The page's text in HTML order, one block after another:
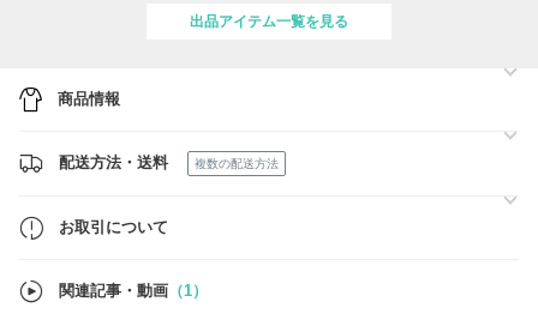
https://www.buyma.com/r/_ADAIRS-
◎State of Escape-ロンハーマン取扱いで大人気のネオプレン素材バッ
https://www.buyma.com/r/_STATE-
◎Triangl-新作続々！大人気の水着ブランド☆今年も欲しいデザインが
↓
https://www.buyma.com/r/_TRIANGL-トライアングル/-B2215109F1/
出品アイテム一覧を見る
商品情報
配送方法・送料 複数の配送方法
お取引について
関連記事・動画 （1）